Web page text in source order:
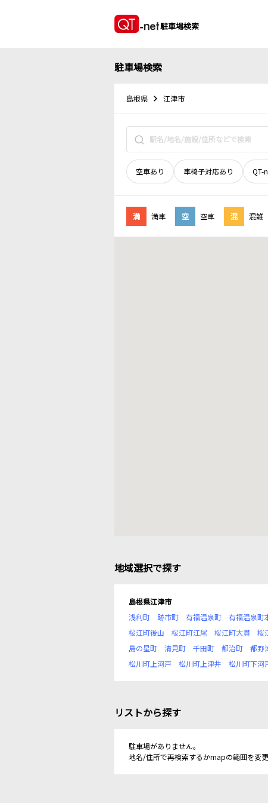
駐車場検索
駐車場検索
島根県 江津市
空車あり 車椅子対応あり QT-
満 満車 空 空車 混 混雑
地域選択で探す
島根県江津市
浅利町
跡市町 有福温泉町 有福温泉町
桜江町後山
桜江町江尾 桜江町大貫 桜
島の星町
清見町 千田町 都治町 都野
松川町上河戸
松川町上津井 松川町下河
リストから探す
駐車場がありません。
地名/住所で再検索するかmapの範囲を変更